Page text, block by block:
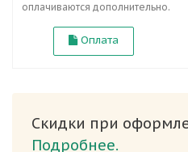
оплачиваются дополнительно.
Оплата
Скидки при
Подробнее.